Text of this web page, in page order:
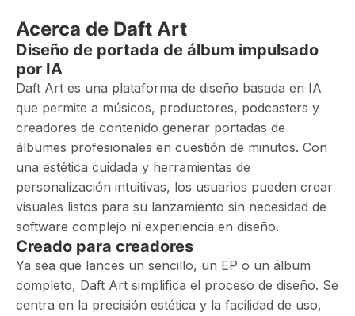
Acerca de Daft Art
Diseño de portada de álbum impulsado
por IA
Daft Art es una plataforma de diseño basada en IA
que permite a músicos, productores, podcasters y
creadores de contenido generar portadas de
álbumes profesionales en cuestión de minutos. Con
una estética cuidada y herramientas de
personalización intuitivas, los usuarios pueden crear
visuales listos para su lanzamiento sin necesidad de
software complejo ni experiencia en diseño.
Creado para creadores
Ya sea que lances un sencillo, un EP o un álbum
completo, Daft Art simplifica el proceso de diseño. Se
centra en la precisión estética y la facilidad de uso,